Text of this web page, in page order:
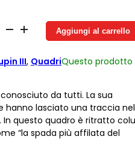
Aggiungi al carrello
III, QuadriQuesto prodotto
da tutti. La sua
hanno lasciato una traccia
questo quadro è ritratto
“la spada più affilata del